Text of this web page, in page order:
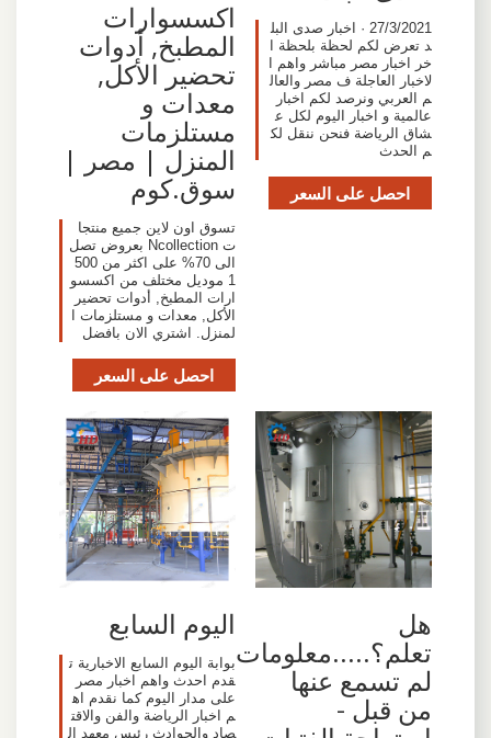
27/3/2021 · اخبار صدى البل
د تعرض لكم لحظة بلحظة ا
خر اخبار مصر مباشر واهم ا
لاخبار العاجلة ف مصر والعال
م العربي ونرصد لكم اخبار
عالمية و اخبار اليوم لكل ع
شاق الرياضة فنحن ننقل لك
م الحدث
احصل على السعر
اكسسوارات
المطبخ, أدوات
تحضير الأكل,
معدات و
مستلزمات
المنزل | مصر |
سوق.كوم
تسوق اون لاين جميع منتجا
ت Ncollection بعروض تصل
الى 70% على اكثر من 500
1 موديل مختلف من اكسسو
ارات المطبخ, أدوات تحضير
الأكل, معدات و مستلزمات ا
لمنزل. اشتري الان بافضل
احصل على السعر
هل
تعلم؟.....معلومات
لم تسمع عنها
من قبل -
اليوم السابع
بوابة اليوم السابع الاخبارية ت
قدم احدث واهم اخبار مصر
على مدار اليوم كما نقدم اه
م اخبار الرياضة والفن والاقت
صاد والحوادث رئيس معهد ال